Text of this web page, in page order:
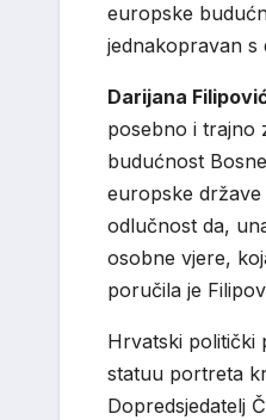
europske
jednakopravan s
Darijana
posebno i trajno
budućnost
europske
odlučnost da,
osobne vjere,
poručila je
Hrvatski politički
statuu portreta
Dopredsjedatelj